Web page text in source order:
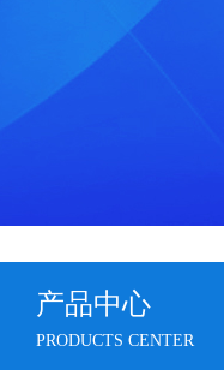
产品中心
PRODUCTS CENTER